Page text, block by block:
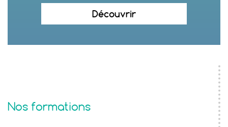
Découvrir
Nos formations